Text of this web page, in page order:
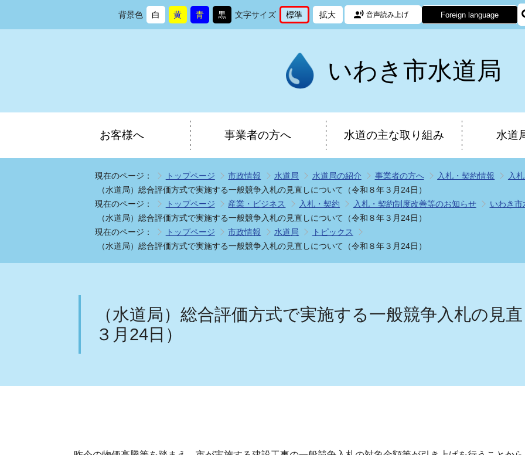
背景色
背
白
に
背
黄
に
背
青
に
背
黒
に
文字サイズ
文
イ
ズ
を
標準
に
文
拡大
に
音声読み上げ Foreign language
いわき市水道局
お客様へ 事業者の方へ 水道の主な取り組み 水道
現在のページ： トップページ 市政情報 水道局 水道局の紹介 事業者の方へ 入札・契約情報
入
（水道局）総合評価方式で実施する一般競争入札の見直しについて（令和８年３月24日）
現在のページ：
トップページ 産業・ビジネス 入札・契約 入札・契約制度改善等のお知らせ
いわき
（水道局）総合評価方式で実施する一般競争入札の見直しについて（令和８年３月24日）
現在のページ：
トップページ 市政情報 水道局
トピックス
（水道局）総合評価方式で実施する一般競争入札の見直しについて（令和８年３月24日）
（水道局）総合評価方式で実施する一般競争入札の見
３月24日）